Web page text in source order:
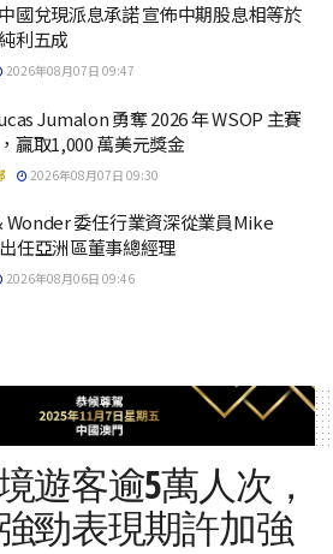
國兌現派息承諾 宣佈中期股息相等於
利五成
2026年08月07日 09:47
Jumalon 勇奪 2026 年 WSOP 主賽
贏取1,000 萬美元獎金
2026年08月07日 09:30
Wonder 委任行業資深從業員Mike
任亞洲區董事總經理
2026年08月06日 09:46
遊客逾5萬人次，
勁表現期許加強